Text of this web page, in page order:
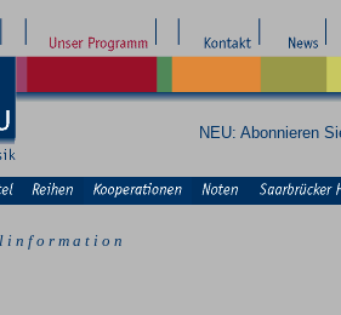
NEU: Abonnieren
i n f o r m a t i o n